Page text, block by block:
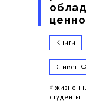
Книги
Стивен
#
студенты